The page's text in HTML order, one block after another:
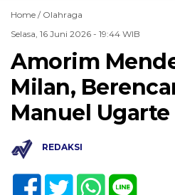
Home / Olahraga
Selasa, 16 Juni 2026 - 19:44 WIB
Amorim
Milan,
Manuel Ugarte
REDAKSI